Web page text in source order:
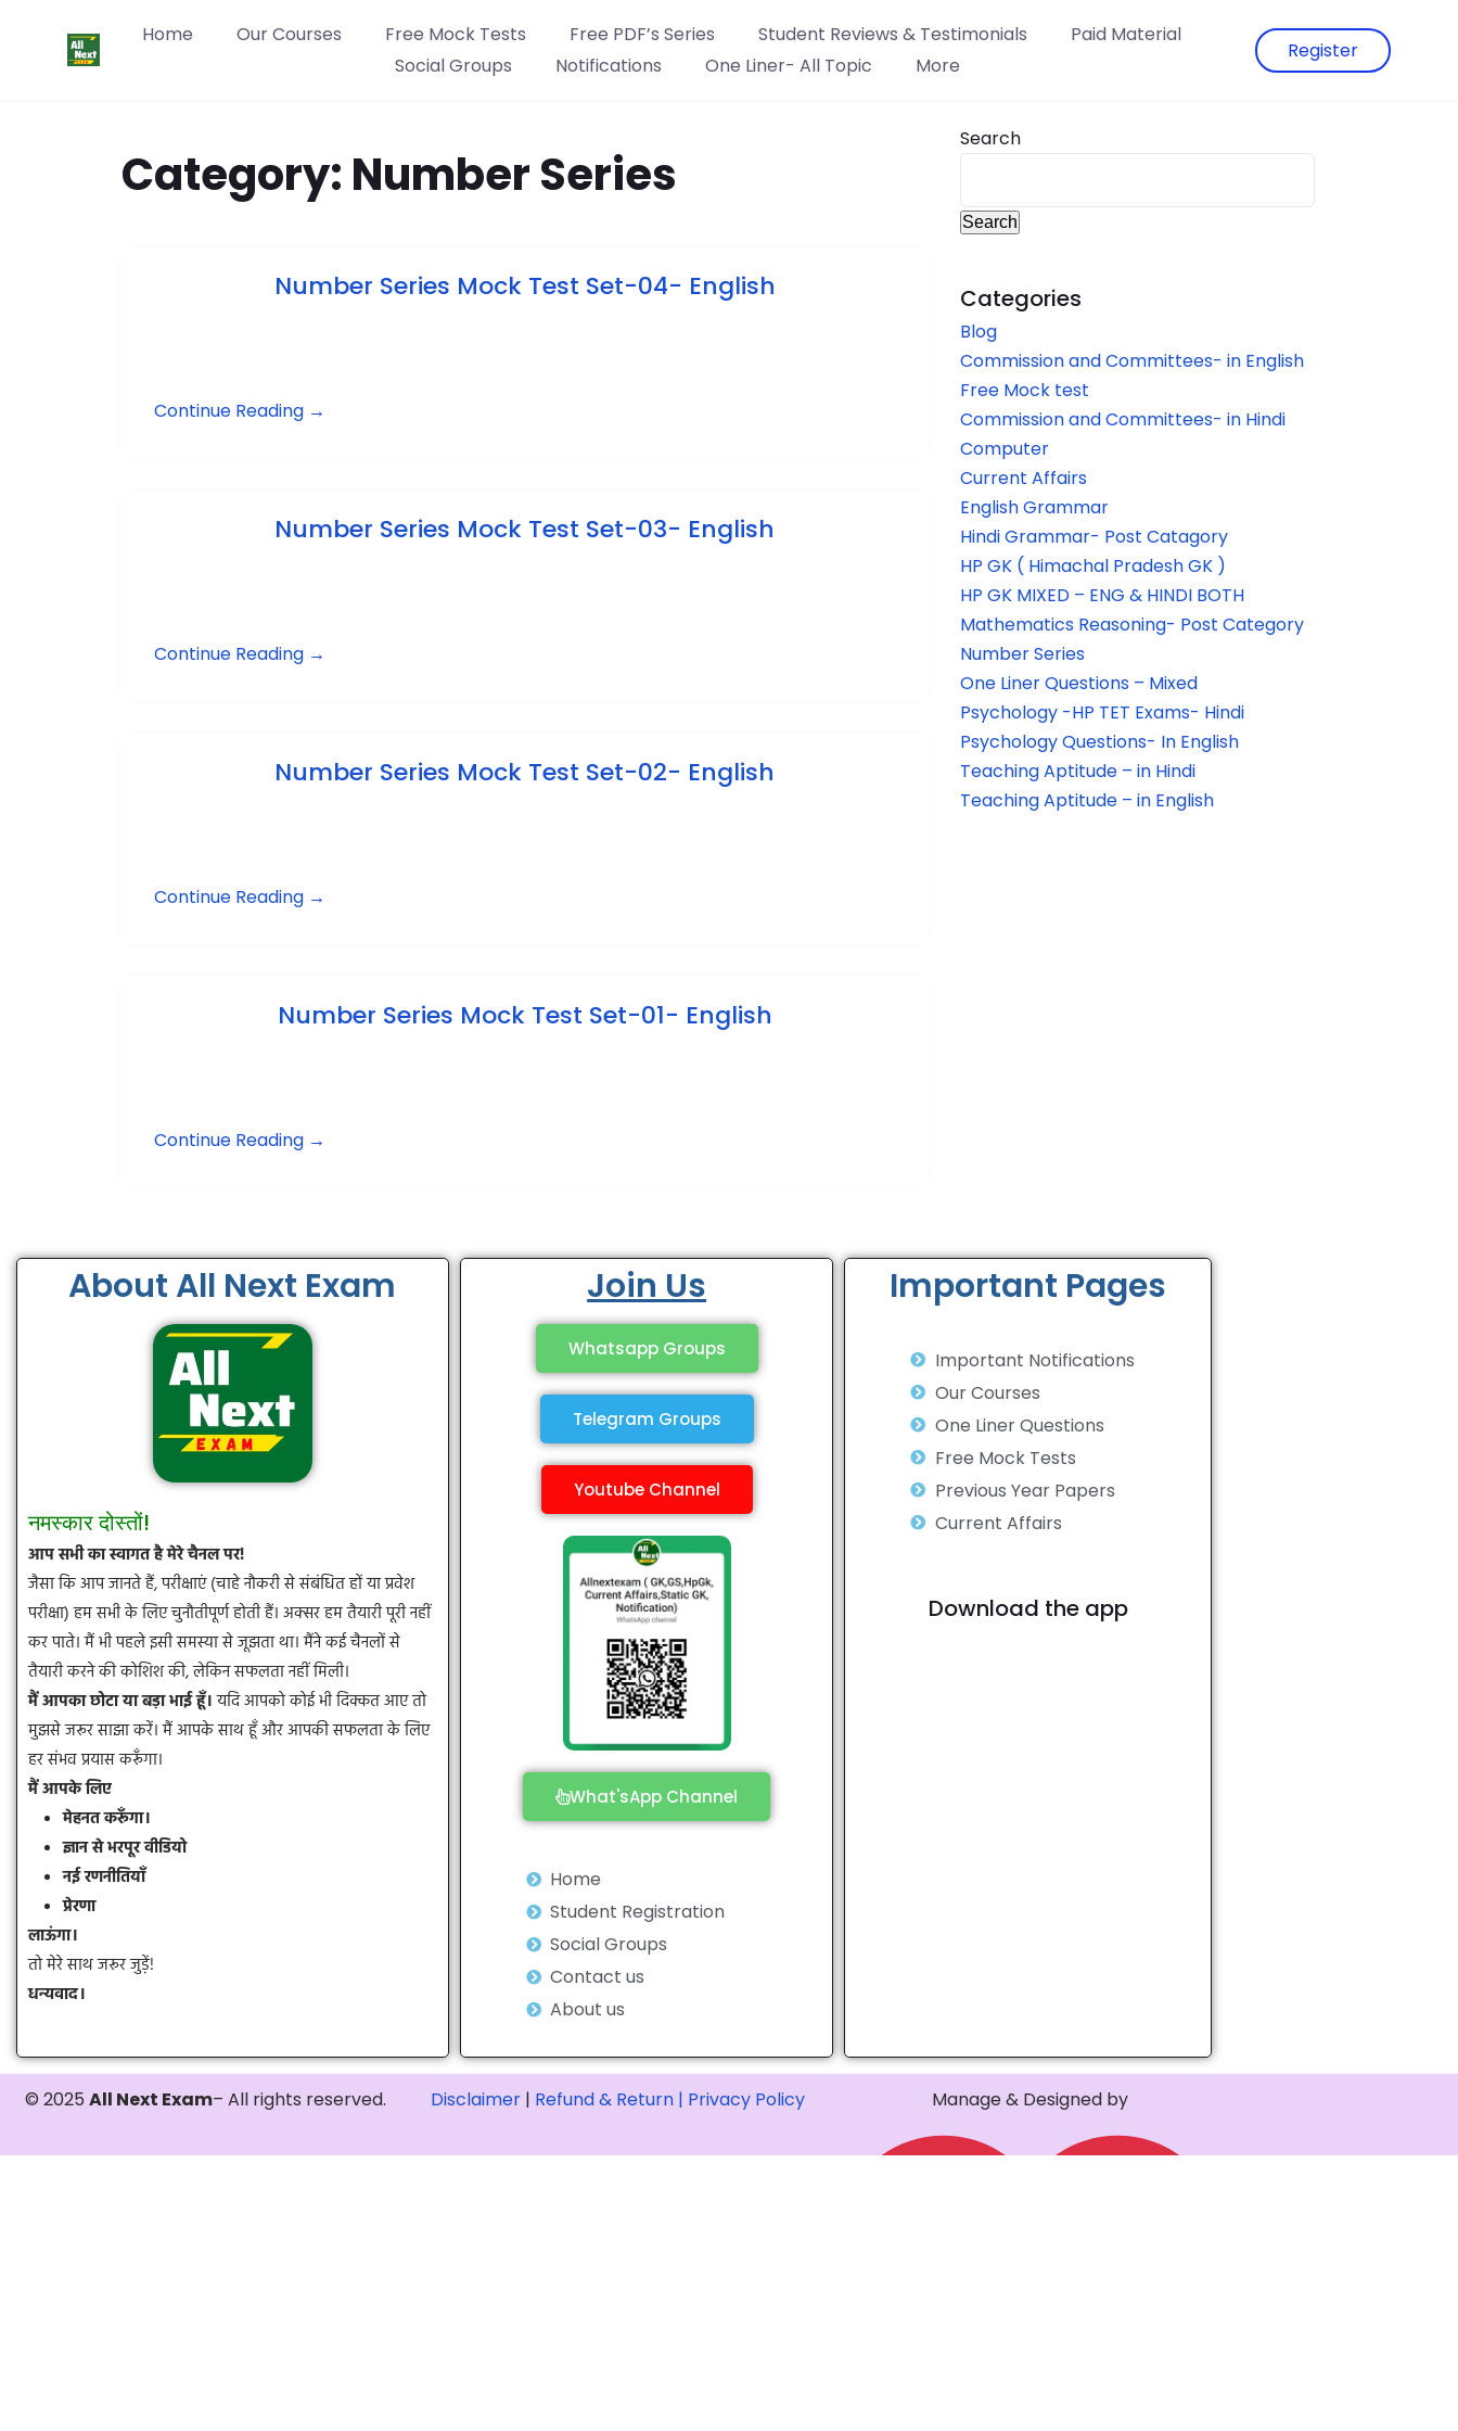
Home Our Courses Free Mock Tests Free PDF’s Series Student Reviews & Testimonials
Paid Material
Social Groups
Notifications One Liner- All Topic More
Register
Category: Number Series
Number Series Mock Test Set-04- English
Continue Reading →
Number Series Mock Test Set-03- English
Continue Reading →
Number Series Mock Test Set-02- English
Continue Reading →
Number Series Mock Test Set-01- English
Continue Reading →
Search
Search
Categories
Blog
Commission and Committees- in English
Free Mock test
Commission and Committees- in Hindi
Computer
Current Affairs
English Grammar
Hindi Grammar- Post Catagory
HP GK ( Himachal Pradesh GK )
HP GK MIXED – ENG & HINDI BOTH
Mathematics Reasoning- Post Category
Number Series
One Liner Questions – Mixed
Psychology -HP TET Exams- Hindi
Psychology Questions- In English
Teaching Aptitude – in Hindi
Teaching Aptitude – in English
About All Next Exam
नमस्कार दोस्तों!
आप सभी का स्वागत है मेरे चैनल पर!
जैसा कि आप जानते हैं, परीक्षाएं (चाहे नौकरी से संबंधित हों या प्रवेश
परीक्षा) हम सभी के लिए चुनौतीपूर्ण होती हैं। अक्सर हम तैयारी पूरी नहीं
कर पाते। मैं भी पहले इसी समस्या से जूझता था। मैंने कई चैनलों से
तैयारी करने की कोशिश की, लेकिन सफलता नहीं मिली।
मैं आपका छोटा या बड़ा भाई हूँ।यदि आपको कोई भी दिक्कत आए तो
मुझसे जरूर साझा करें। मैं आपके साथ हूँ और आपकी सफलता के लिए
हर संभव प्रयास करूँगा।
मैं आपके लिए
मेहनत करूँगा।
ज्ञान से भरपूर वीडियो
नई रणनीतियाँ
प्रेरणा
लाऊंगा।
तो मेरे साथ जरूर जुड़ें!
धन्यवाद।
Join Us
Whatsapp Groups
Telegram Groups
Youtube Channel
What'sApp Channel
Home
Student Registration
Social Groups
Contact us
About us
Important Pages
Important Notifications
Our Courses
One Liner Questions
Free Mock Tests
Previous Year Papers
Current Affairs
Download the app
© 2025All Next Exam– All rights reserved. Disclaimer | Refund & Return | Privacy Policy Manage & Designed by